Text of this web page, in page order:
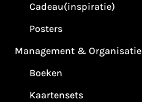
Cadeau(inspiratie)
Posters
Management & Organisatie
Boeken
Kaartensets